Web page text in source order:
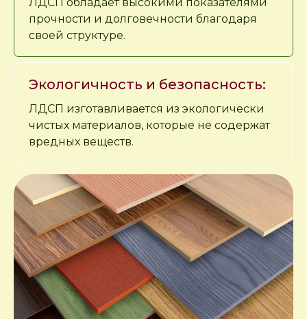
прочности и долговечности благодаря
своей структуре.
Экологичность и безопасность:
ЛДСП изготавливается из экологически
чистых материалов, которые не содержат
вредных веществ.